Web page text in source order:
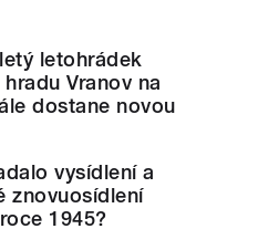
letohrádek
Vranov na
dostane novou
vysídlení a
znovuosídlení
1945?